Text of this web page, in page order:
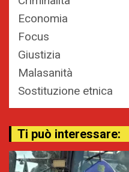
Economia
Focus
Giustizia
Malasanità
Sostituzione etnica
Ti può interessare: